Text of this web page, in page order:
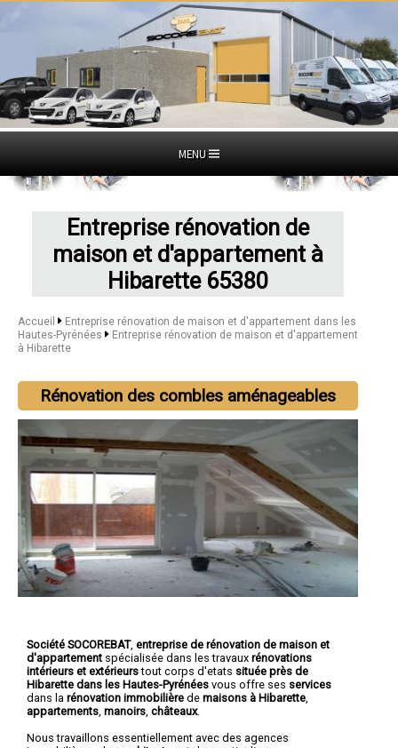
MENU
Entreprise rénovation de
maison et d'appartement à
Hibarette 65380
Accueil
Entreprise rénovation de maison et d'appartement dans les
Hautes-Pyrénées
Entreprise rénovation de maison et d'appartement
à Hibarette
Rénovation des combles aménageables
Société SOCOREBAT, entreprise de rénovation de maison et
d'appartement spécialisée dans les travaux rénovations
intérieurs et extérieurstout corps d'etats située près de
Hibarette dans les Hautes-Pyrénées vous offre ses services
dans la rénovation immobilière de maisons à Hibarette
appartements manoirs châteaux.
Nous travaillons essentiellement avec des agences